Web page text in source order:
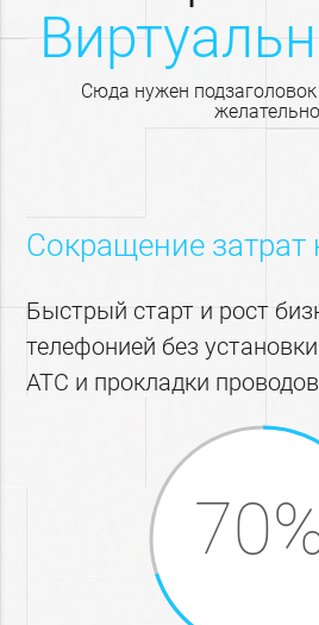
Сюда нужен подзаголовок в одну строчку
желательно
Сокращение затрат
Быстрый старт и рост
телефонией без
АТС и прокладки проводов